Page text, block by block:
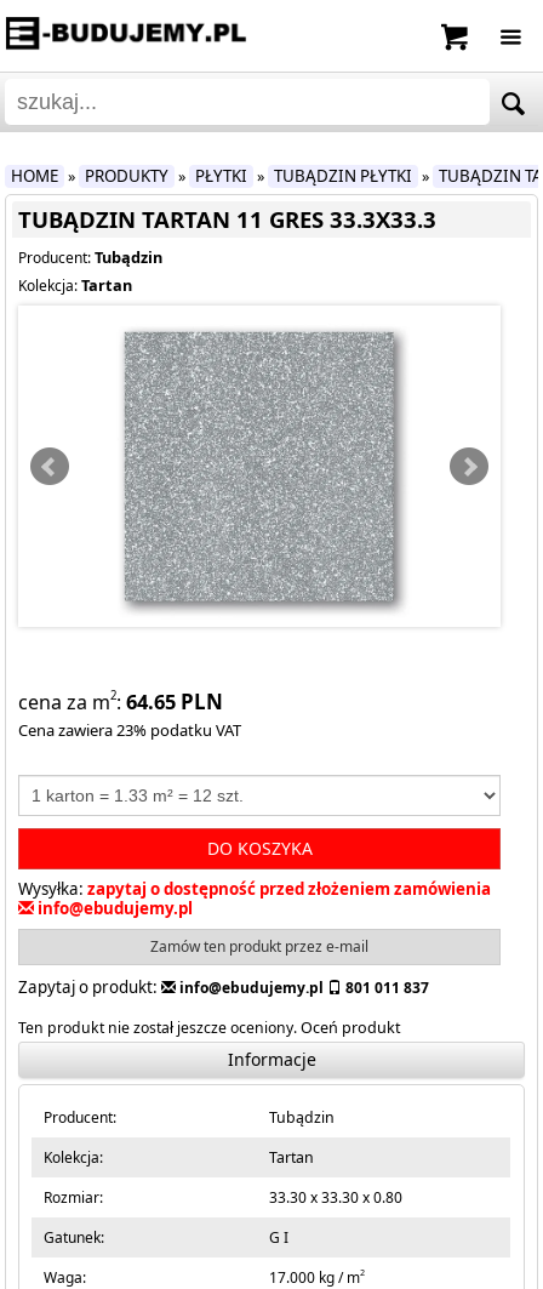
HOME » PRODUKTY » PŁYTKI » TUBĄDZIN PŁYTKI » TUBĄDZIN
TUBĄDZIN TARTAN 11 GRES 33.3X33.3
Producent:Tubądzin
Kolekcja:Tartan
cena za m2:64.65 PLN
Cena zawiera 23% podatku VAT
DO KOSZYKA
Wysyłka: zapytaj o dostępność przed złożeniem zamówienia
info@ebudujemy.pl
Zamów ten produkt przez e-mail
Zapytaj o produkt: info@ebudujemy.pl
801 011 837
Ten produkt nie został jeszcze oceniony.Oceń produkt
Informacje
Producent:
Tubądzin
Kolekcja:
Tartan
Rozmiar:
33.30 x 33.30 x 0.80
Gatunek:
G I
Waga:
17.000 kg / m2